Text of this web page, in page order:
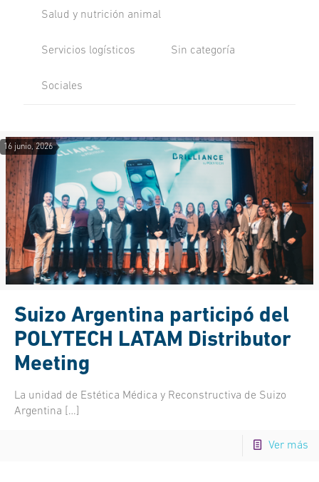
Salud y nutrición animal
Servicios logísticos Sin categoría
Sociales
16 junio, 2026
Suizo Argentina participó del
POLYTECH LATAM Distributor
Meeting
La unidad de Estética Médica y Reconstructiva de Suizo
Argentina […]
Ver más